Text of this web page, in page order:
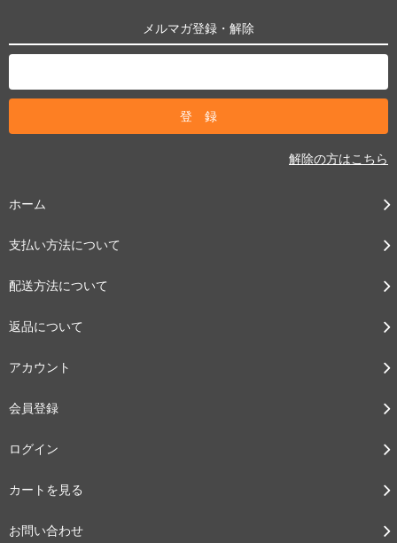
メルマガ登録・解除
解除の方はこちら
ホーム
支払い方法について
配送方法について
返品について
アカウント
会員登録
ログイン
カートを見る
お問い合わせ